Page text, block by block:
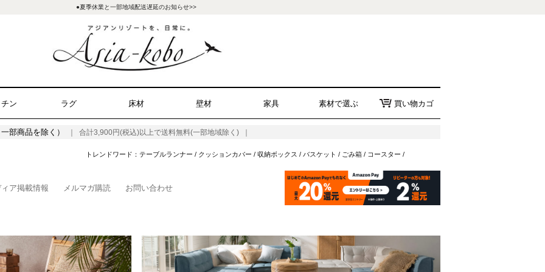
●夏季休業と一部地域配送遅延のお知らせ>>
ン ラグ 床材 壁材 家具 素材で選ぶ 買い物カゴ
部商品を除く） ｜ 合計3,900円(税込)以上で送料無料(一部地域除く) ｜
トレンドワード： テーブルランナー / クッションカバー / 収納ボックス / バスケット / ごみ箱/ コースター /
ア掲載情報 メルマガ購読 お問い合わせ